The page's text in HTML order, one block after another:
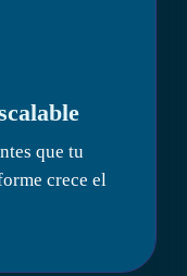
que tu
crece el